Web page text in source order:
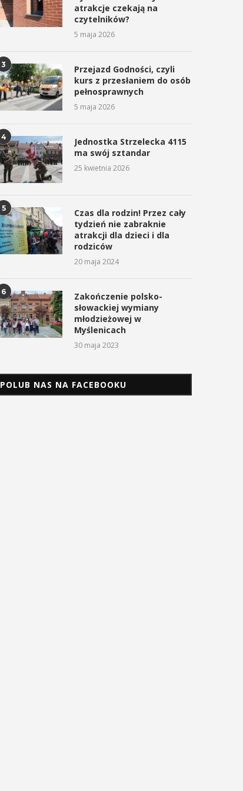
atrakcje czekają na
czytelników?
5 maja 2026
3
Przejazd Godności, czyli
kurs z przesłaniem do osób
pełnosprawnych
5 maja 2026
4
Jednostka Strzelecka 4115
ma swój sztandar
25 kwietnia 2026
5
Czas dla rodzin! Przez cały
tydzień nie zabraknie
atrakcji dla dzieci i dla
rodziców
20 maja 2024
6
Zakończenie polsko-
słowackiej wymiany
młodzieżowej w
Myślenicach
30 maja 2023
POLUB NAS NA FACEBOOKU